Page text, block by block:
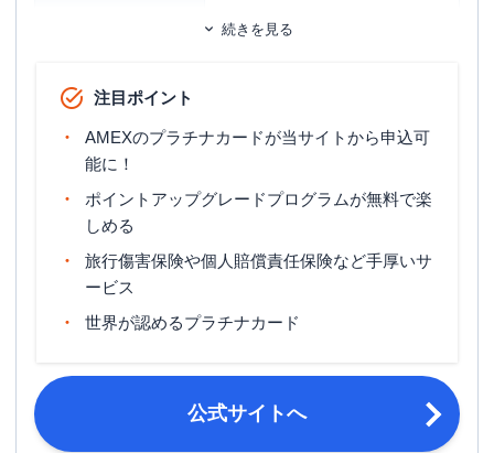
ETCカード年会費
ETCカード発行期間 約2週間
旅行傷害保険
旅行傷害保険（利用付帯）
ポイント名
登録された口座振替金融機関等の関係
国内に住所がある方
続きを見る
注目ポイント
AMEXのプラチナカードが当サイトから申込可
能に！
ポイントアップグレードプログラムが無料で楽
しめる
旅行傷害保険や個人賠償責任保険など手厚いサ
ービス
世界が認めるプラチナカード
公式サイトへ